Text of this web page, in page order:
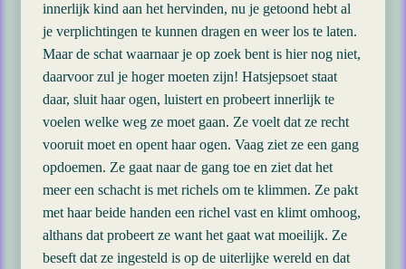
innerlijk kind aan het hervinden, nu je getoond hebt al
je verplichtingen te kunnen dragen en weer los te laten.
Maar de schat waarnaar je op zoek bent is hier nog niet,
daarvoor zul je hoger moeten zijn! Hatsjepsoet staat
daar, sluit haar ogen, luistert en probeert innerlijk te
voelen welke weg ze moet gaan. Ze voelt dat ze recht
vooruit moet en opent haar ogen. Vaag ziet ze een gang
opdoemen. Ze gaat naar de gang toe en ziet dat het
meer een schacht is met richels om te klimmen. Ze pakt
met haar beide handen een richel vast en klimt omhoog,
althans dat probeert ze want het gaat wat moeilijk. Ze
beseft dat ze ingesteld is op de uiterlijke wereld en dat